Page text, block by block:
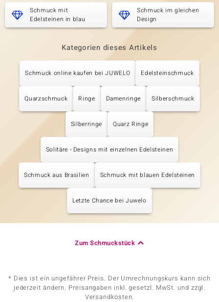
Schmuck mit
Edelsteinen in blau
Schmuck im gleichen
Design
Kategorien dieses Artikels
Schmuck online kaufen bei JUWELO Edelsteinschmuck
Quarzschmuck Ringe Damenringe Silberschmuck
Silberringe Quarz Ringe
Solitäre - Designs mit einzelnen Edelsteinen
Schmuck aus Brasilien Schmuck mit blauen Edelsteinen
Letzte Chance bei Juwelo
Zum Schmuckstück
* Dies ist ein ungefährer Preis. Der Umrechnungskurs kann sich
jederzeit ändern. Preisangaben inkl. gesetzl. MwSt. und zzgl.
Versandkosten.